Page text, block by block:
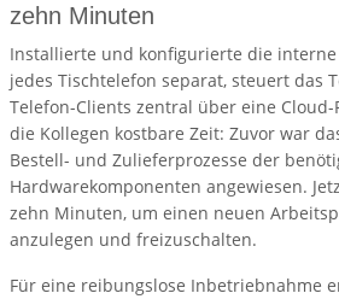
zehn Minuten
Installierte und konfigurierte die
jedes Tischtelefon separat, steuert das
Telefon-Clients zentral über eine
die Kollegen kostbare Zeit: Zuvor war
Bestell- und Zulieferprozesse der
Hardwarekomponenten angewiesen.
zehn Minuten, um einen neuen
anzulegen und freizuschalten.
Für eine reibungslose Inbetriebnahme